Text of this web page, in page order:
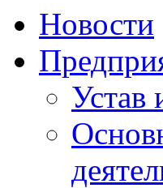
Новости
Устав